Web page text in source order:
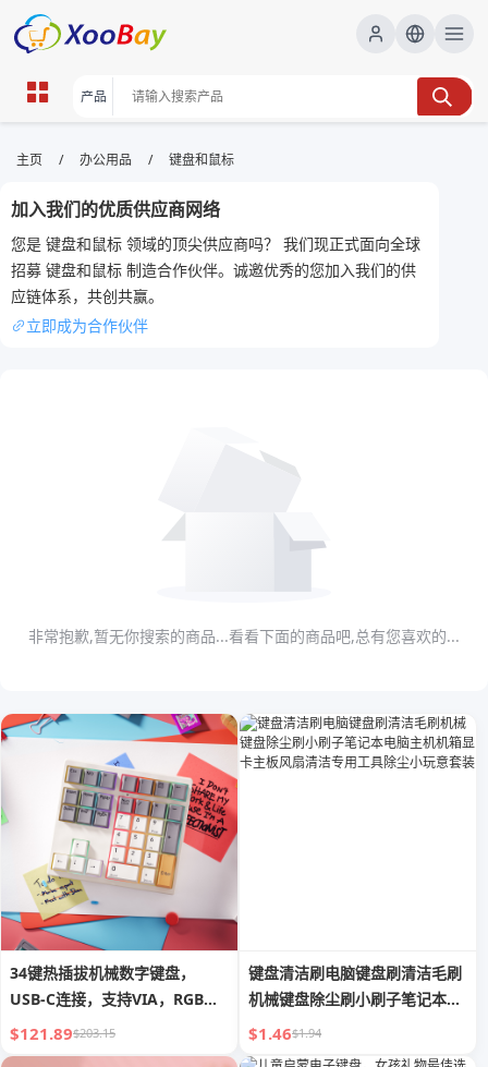
键盘和鼠标 | XOOBAY B2B/B2C
Marketplace
键盘,鼠标,购买指南, wholesale 键盘和鼠标, XOOBAY
高性价比键盘鼠标购买指南评测攻略选购要点
主页 / 办公用品 / 键盘和鼠标
加入我们的优质供应商网络
您是 键盘和鼠标 领域的顶尖供应商吗？ 我们现正式面向全球
招募 键盘和鼠标 制造合作伙伴。诚邀优秀的您加入我们的供
应链体系，共创共赢。
立即成为合作伙伴
非常抱歉,暂无你搜索的商品...看看下面的商品吧,总有您喜欢的...
34键热插拔机械数字键盘，
USB-C连接，支持VIA，RGB背
光，适用于编辑、数据录入和游
戏
$121.89$203.15
键盘清洁刷电脑键盘刷清洁毛刷
机械键盘除尘刷小刷子笔记本电
脑主机机箱显卡主板风扇清洁专
用工具除尘小玩意套装
$1.46$1.94